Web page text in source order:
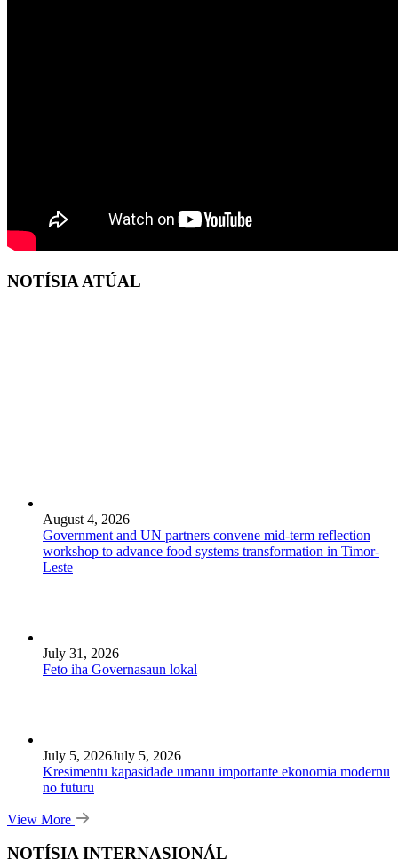
NOTÍSIA ATÚAL
August 4, 2026
Government and UN partners convene mid-term reflection
workshop to advance food systems transformation in Timor-
Leste
July 31, 2026
Feto iha Governasaun lokal
July 5, 2026July 5, 2026
Kresimentu kapasidade umanu importante ekonomia modernu
no futuru
View More
NOTÍSIA INTERNASIONÁL